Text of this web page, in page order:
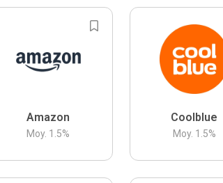
Amazon
Moy. 1.5%
Coolblue
Moy. 1.5%